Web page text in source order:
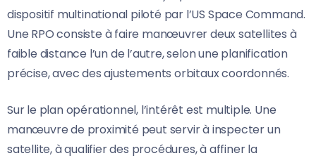
dispositif multinational piloté par l’US Space Command.
Une RPO consiste à faire manœuvrer deux satellites à
faible distance l’un de l’autre, selon une planification
précise, avec des ajustements orbitaux coordonnés.
Sur le plan opérationnel, l’intérêt est multiple. Une
manœuvre de proximité peut servir à inspecter un
satellite, à qualifier des procédures, à affiner la